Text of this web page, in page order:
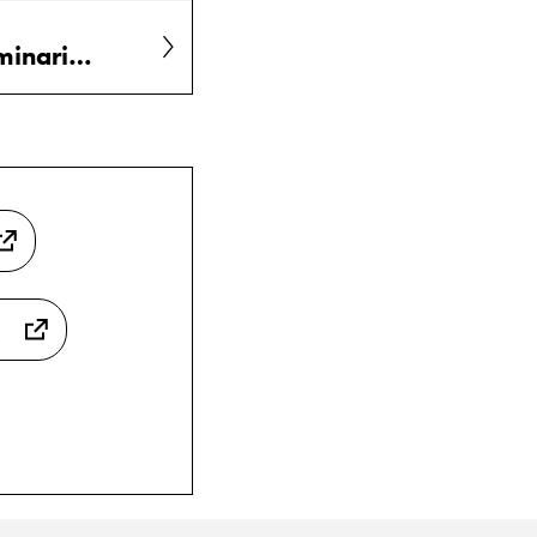
Lektionsplanering i statistik och dess transformation från seminarier i lärarutbildningen till lektioner i skolan